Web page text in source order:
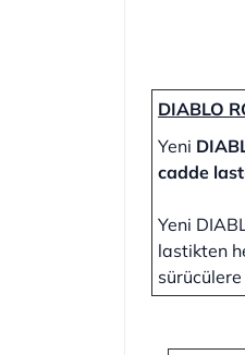
DIABLO
Yeni
cadde
Yeni
lastikten
sürücülere